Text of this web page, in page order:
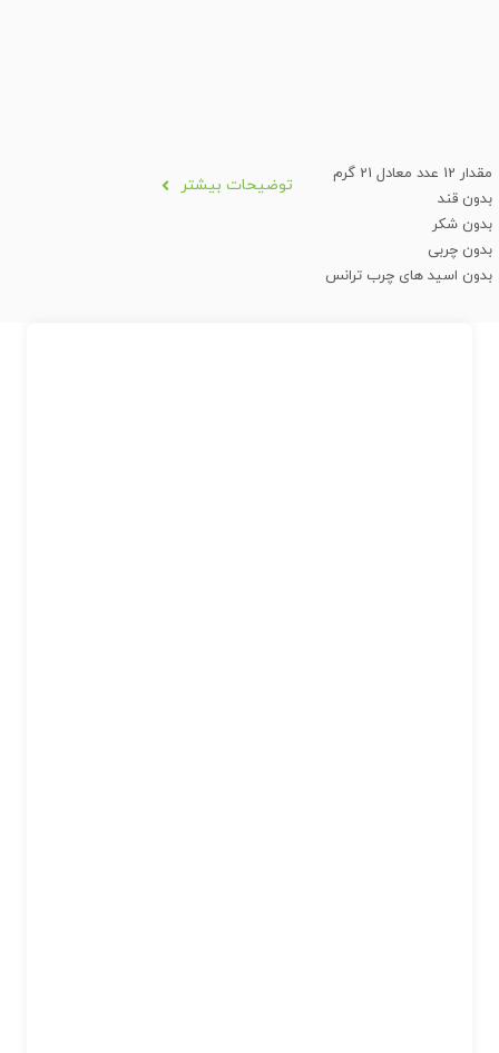
مقدار 12 عدد معادل 21 گرم
بدون قند
بدون شکر
بدون چربی
بدون اسید های چرب ترانس
توضیحات بیشتر